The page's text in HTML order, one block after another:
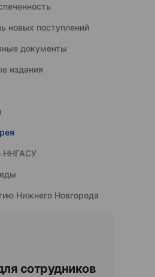
новых поступлений
документы
издания
ННГАСУ
Нижнего Новгорода
сотрудников